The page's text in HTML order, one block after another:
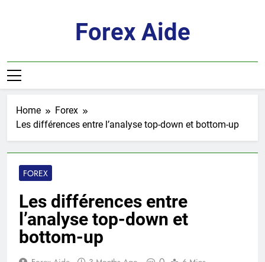
Forex Aide
Home
Forex
Les différences entre l’analyse top-down et bottom-up
FOREX
Les différences entre
l’analyse top-down et
bottom-up